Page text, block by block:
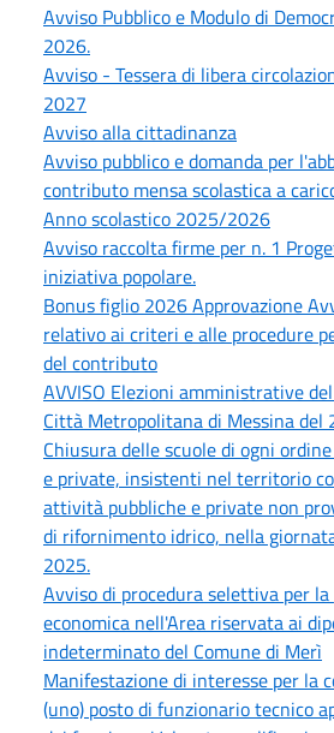
Avviso Pubblico e Modulo di
2026.
Avviso - Tessera di libera
2027
Avviso alla cittadinanza
Avviso pubblico e domanda per
contributo mensa scolastica a
Anno scolastico 2025/2026
Avviso raccolta firme per n. 1
iniziativa popolare.
Bonus figlio 2026 Approvazione
relativo ai criteri e alle procedure
del contributo
AVVISO Elezioni amministrative
Città Metropolitana di Messina
Chiusura delle scuole di ogni
e private, insistenti nel territorio
attività pubbliche e private non
di rifornimento idrico, nella
2025.
Avviso di procedura selettiva per
economica nell'Area riservata ai
indeterminato del Comune di Merì
Manifestazione di interesse per la
(uno) posto di funzionario tecnico